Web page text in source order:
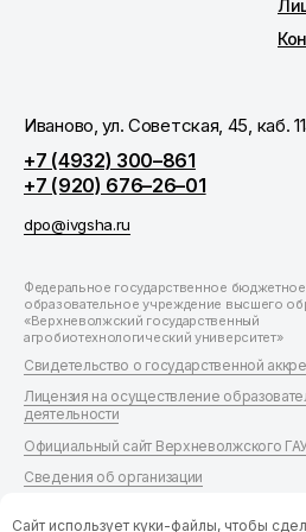
Федеральное государственное бюджетное
образовательное учреждение высшего
«Верхневолжский государственный
агробиотехнологический университет»
Свидетельство о государственной
Лицензия на осуществление
деятельности
Сведения об организации
Официальный сайт Верхневолжского
Иваново, ул. Советская, 45, каб.
+7 (4932) 300–861
+7 (920) 676–26–01
dpo@ivgsha.ru
Сайт использует куки-файлы, чтобы